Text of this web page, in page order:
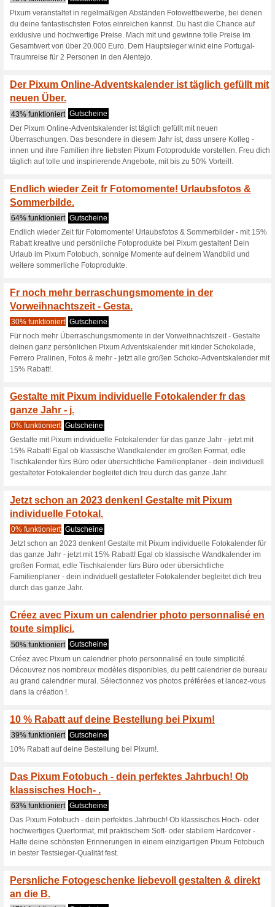
Gutscheinen! O.
0% funktioniert Gutscheine
Das Pixum Fotobuch - spare
klassisches Hoch- oder
stabilem Hardcover - Halte
Zum Valentinstag -
Zum Valentinstag - Pixum
Ideen fr deine
schnell und e.
0% funktioniert Gutscheine
Ideen für deine selbst
mit 20% Rabatt! Schluss mit
letzten Jahre! Pixum findet,
Hier findest du die schönsten
Das Pixum
25% funktioniert
Das Pixum Fotobuch - dein
mit unseren Staffel-
Querformat, mit praktischem
Testsieger-Qualitüt fest.